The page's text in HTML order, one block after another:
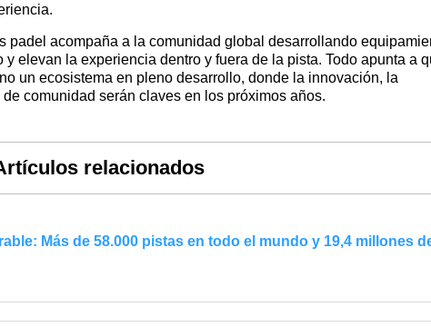
padel acompaña a la comunidad global desarrollando
elevan la experiencia dentro y fuera de la pista. Todo apunta a
un ecosistema en pleno desarrollo, donde la innovación, la
comunidad serán claves en los próximos años.
relacionados
Más de 58.000 pistas en todo el mundo y 19,4 millones